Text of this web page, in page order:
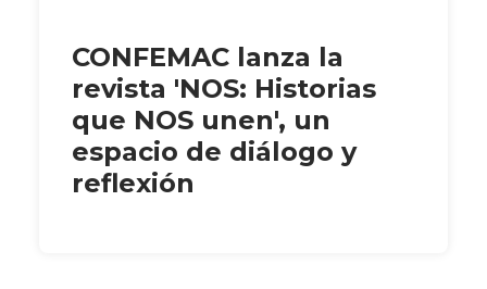
CONFEMAC lanza la
revista 'NOS: Historias
que NOS unen', un
espacio de diálogo y
reflexión